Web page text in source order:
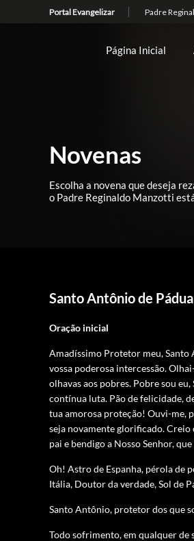
Página Inicial
Novenas
Escolha a novena que deseja
o Padre Reginaldo Manzotti
Santo Antônio de Pádua
Oração inicial
Amadíssimo Protetor meu, Santo
vossa poderosa intercessão.
olhavas aos pobres. Pobre sou
contínua luta. Pão de felicidade,
tua amorosa proteção! Ouvi-me,
seja novamente glorificado. Creio
pai e bendigo a Nosso Senhor,
Oh! Astro de Espanha, pérola de
Itália, Doutor da verdade, Sol de
Santo Antônio, protetor dos que
Todo sofrimento, em qualquer de